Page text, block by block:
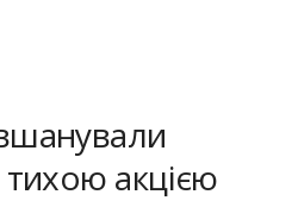
тихою акцією